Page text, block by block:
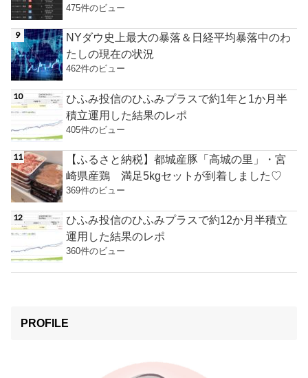
475件のビュー
NYダウ史上最大の暴落＆日経平均暴落中のわ
たしの現在の状況
462件のビュー
ひふみ投信のひふみプラスで約1年と1か月半
積立運用した結果のレポ
405件のビュー
【ふるさと納税】都城産豚「高城の里」・宮
崎県産鶏 満足5kgセットが到着しました♡
369件のビュー
ひふみ投信のひふみプラスで約12か月半積立
運用した結果のレポ
360件のビュー
PROFILE